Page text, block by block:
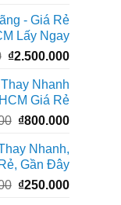
là:
₫300.000.
tại
- Giá Rẻ
Lấy Ngay
Giá
là:
₫3.000.000.
₫2.500.000Giá
là:
Nhanh
Giá Rẻ
Giá
là:
₫1.200.000.
₫800.000Giá
Nhanh,
Gần Đây
Giá
₫250.000Giá